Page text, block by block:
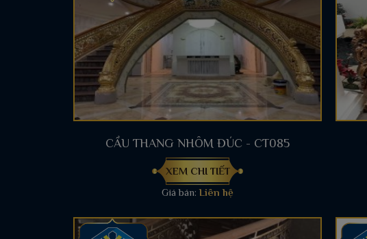
CẦU THANG NHÔM ĐÚC - CT085
XEM CHI TIẾT
Giá bán:Liên hệ